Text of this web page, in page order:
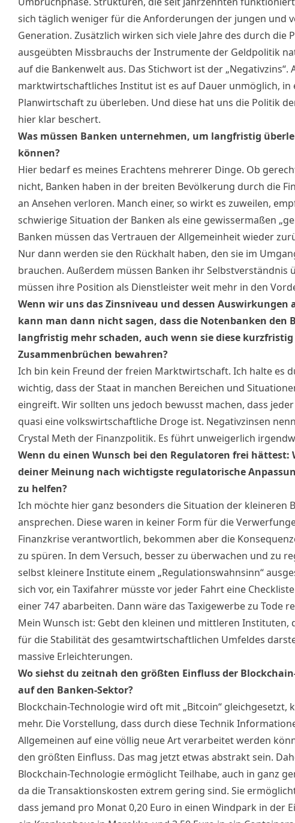
sich täglich weniger für die Anforderungen der jungen und
Generation. Zusätzlich wirken sich viele Jahre des durch die
ausgeübten Missbrauchs der Instrumente der Geldpolitik
auf die Bankenwelt aus. Das Stichwort ist der „Negativzins“.
marktwirtschaftliches Institut ist es auf Dauer unmöglich, in
Planwirtschaft zu überleben. Und diese hat uns die Politik
hier klar beschert.
Was müssen Banken unternehmen, um langfristig
können?
Hier bedarf es meines Erachtens mehrerer Dinge. Ob
nicht, Banken haben in der breiten Bevölkerung durch die
an Ansehen verloren. Manch einer, so wirkt es zuweilen,
schwierige Situation der Banken als eine gewissermaßen
Banken müssen das Vertrauen der Allgemeinheit wieder
Nur dann werden sie den Rückhalt haben, den sie im
brauchen. Außerdem müssen Banken ihr Selbstverständnis
müssen ihre Position als Dienstleister weit mehr in den
Wenn wir uns das Zinsniveau und dessen Auswirkungen
kann man dann nicht sagen, dass die Notenbanken den
langfristig mehr schaden, auch wenn sie diese
Zusammenbrüchen bewahren?
Ich bin kein Freund der freien Marktwirtschaft. Ich halte es
wichtig, dass der Staat in manchen Bereichen und
eingreift. Wir sollten uns jedoch bewusst machen, dass
quasi eine volkswirtschaftliche Droge ist. Negativzinsen
Crystal Meth der Finanzpolitik. Es führt unweigerlich
Wenn du einen Wunsch bei den Regulatoren frei hättest:
deiner Meinung nach wichtigste regulatorische
zu helfen?
Ich möchte hier ganz besonders die Situation der kleineren
ansprechen. Diese waren in keiner Form für die
Finanzkrise verantwortlich, bekommen aber die
zu spüren. In dem Versuch, besser zu überwachen und zu
selbst kleinere Institute einem „Regulationswahnsinn“
sich vor, ein Taxifahrer müsste vor jeder Fahrt eine
einer 747 abarbeiten. Dann wäre das Taxigewerbe zu Tode
Mein Wunsch ist: Gebt den kleinen und mittleren Instituten,
für die Stabilität des gesamtwirtschaftlichen Umfeldes
massive Erleichterungen.
Wo siehst du zeitnah den größten Einfluss der
auf den Banken-Sektor?
Blockchain-Technologie wird oft mit „Bitcoin“ gleichgesetzt,
mehr. Die Vorstellung, dass durch diese Technik
Allgemeinen auf eine völlig neue Art verarbeitet werden
den größten Einfluss. Das mag jetzt etwas abstrakt sein.
Blockchain-Technologie ermöglicht Teilhabe, auch in ganz
da die Transaktionskosten extrem gering sind. Sie
dass jemand pro Monat 0,20 Euro in einen Windpark in der